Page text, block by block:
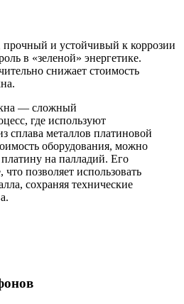
и устойчивый к коррозии
в «зеленой» энергетике.
снижает стоимость
— сложный
где используют
сплава металлов платиновой
оборудования, можно
платину на палладий. Его
позволяет использовать
сохраняя технические